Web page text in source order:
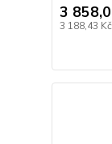
3
3 188,43 Kč